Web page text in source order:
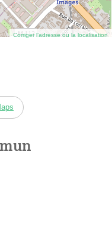
Corriger l’adresse ou la localisation